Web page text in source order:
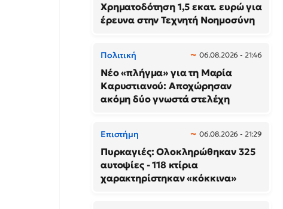
Χρηματοδότηση 1,5 εκατ. ευρώ για
έρευνα στην Τεχνητή Νοημοσύνη
Πολιτική 06.08.2026 - 21:46
Νέο «πλήγμα» για τη Μαρία
Καρυστιανού: Αποχώρησαν
ακόμη δύο γνωστά στελέχη
Επιστήμη 06.08.2026 - 21:29
Πυρκαγιές: Ολοκληρώθηκαν 325
αυτοψίες - 118 κτίρια
χαρακτηρίστηκαν «κόκκινα»